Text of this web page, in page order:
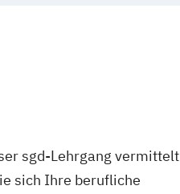
sgd-Lehrgang vermittelt
sich Ihre berufliche